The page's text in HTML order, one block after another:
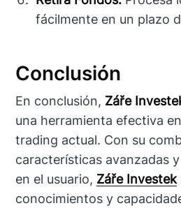
fácilmente en un plazo
Conclusión
En conclusión, Záře
una herramienta efectiva
trading actual. Con su
características avanzadas
en el usuario, Záře Investek
conocimientos y